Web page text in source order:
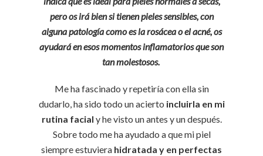
pero os irá bien si tienen pieles sensibles, con
alguna patología como es la rosácea o el acné, os
ayudará en esos momentos inflamatorios que son
tan molestosos.
Me ha fascinado y repetiría con ella sin
dudarlo, ha sido todo un acierto incluirla en mi
rutina facial y he visto un antes y un después.
Sobre todo me ha ayudado a que mi piel
siempre estuviera hidratada y en perfectas